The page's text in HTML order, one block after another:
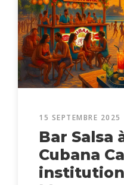
15 SEPTEMBRE 2025
Bar Salsa
Cubana